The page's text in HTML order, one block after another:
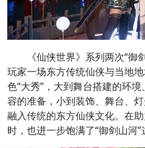
《仙侠世界》系列两次“御
玩家一场东方传统仙侠与当地
色“大秀”，大到舞台搭建的环
容的准备，小到装饰、舞台、
融入传统的东方仙侠文化。在
时，也进一步饱满了“御剑山河”